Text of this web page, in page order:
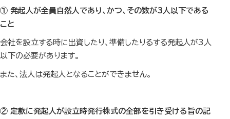
① 発起人が全員自然人であり、かつ、その数が3人以下である
こと
会社を設立する時に出資したり、準備したりるする発起人が3人
以下の必要があります。
また、法人は発起人となることができません。
② 定款に発起人が設立時発行株式の全部を引き受ける旨の記